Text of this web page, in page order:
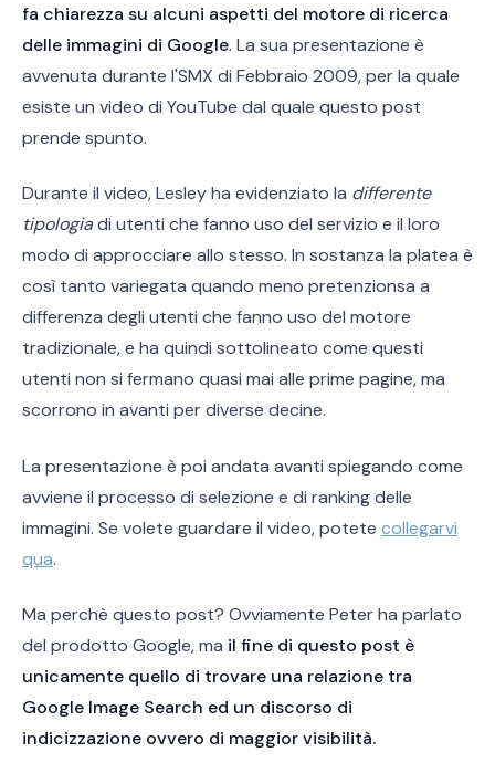
fa chiarezza su alcuni aspetti del motore di ricerca
delle immagini di Google. La sua presentazione è
avvenuta durante l'SMX di Febbraio 2009, per la quale
esiste un video di YouTube dal quale questo post
prende spunto.
Durante il video, Lesley ha evidenziato la differente
tipologiadi utenti che fanno uso del servizio e il loro
modo di approcciare allo stesso. In sostanza la platea è
così tanto variegata quando meno pretenzionsa a
differenza degli utenti che fanno uso del motore
tradizionale, e ha quindi sottolineato come questi
utenti non si fermano quasi mai alle prime pagine, ma
scorrono in avanti per diverse decine.
La presentazione è poi andata avanti spiegando come
avviene il processo di selezione e di ranking delle
immagini. Se volete guardare il video, potete collegarvi
qua.
Ma perchè questo post? Ovviamente Peter ha parlato
del prodotto Google, ma il fine di questo post è
unicamente quello di trovare una relazione tra
Google Image Search ed un discorso di
indicizzazione ovvero di maggior visibilità.